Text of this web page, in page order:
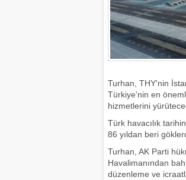
Turhan, THY'nin
Türkiye'nin en
hizmetlerini
Türk havacılık
86 yıldan beri
Turhan, AK Parti
Havalimanından
düzenleme ve